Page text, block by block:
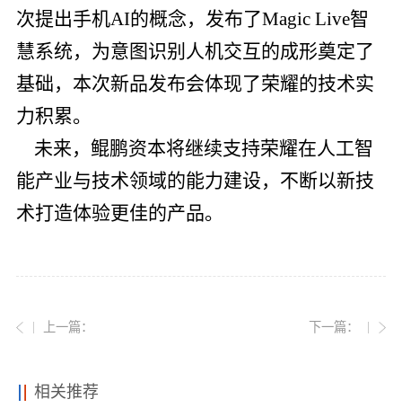
次提出手机AI的概念，发布了Magic Live智
慧系统，为意图识别人机交互的成形奠定了
基础，本次新品发布会体现了荣耀的技术实
力积累。
未来，鲲鹏资本将继续支持荣耀在人工智
能产业与技术领域的能力建设，不断以新技
术打造体验更佳的产品。
上一篇： 下一篇：
相关推荐